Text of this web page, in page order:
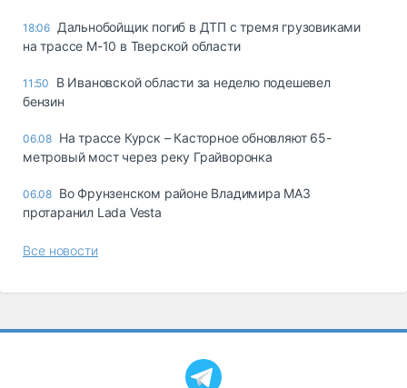
18:06 Дальнобойщик погиб в ДТП с тремя грузовиками
на трассе М-10 в Тверской области
11:50
В Ивановской области за неделю подешевел
бензин
06.08 На трассе Курск – Касторное обновляют 65-
метровый мост через реку Грайворонка
06.08 Во Фрунзенском районе Владимира МАЗ
протаранил Lada Vesta
Все новости